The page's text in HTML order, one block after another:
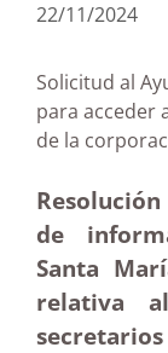
22/11/2024
Solicitud al
para acceder
de la
de
Santa
relativa